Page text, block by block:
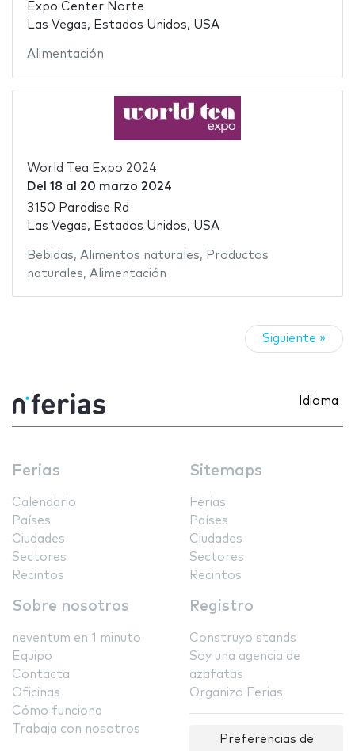
Expo Center Norte
Las Vegas, Estados Unidos, USA
Alimentación
World Tea Expo 2024
Del 18 al 20 marzo 2024
3150 Paradise Rd
Las Vegas, Estados Unidos, USA
Bebidas, Alimentos naturales, Productos
naturales, Alimentación
Siguiente »
Idioma
Ferias
Calendario
Países
Ciudades
Sectores
Recintos
Sitemaps
Ferias
Países
Ciudades
Sectores
Recintos
Sobre nosotros
neventum en 1 minuto
Equipo
Contacta
Oficinas
Cómo funciona
Trabaja con nosotros
Registro
Construyo stands
Soy una agencia de
azafatas
Organizo Ferias
Preferencias de